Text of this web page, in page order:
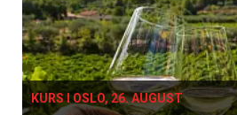
KURS I OSLO, 26. AUGUST